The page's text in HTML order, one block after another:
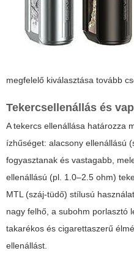
megfelelő kiválasztása tovább
Tekercsellenállás és
A tekercs ellenállása határozza
ízhűséget: alacsony ellenállású
fogyasztanak és vastagabb,
ellenállású (pl. 1.0–2.5 ohm)
MTL (száj‑tüdő) stílusú
nagy felhő, a subohm porlasztó
takarékos és cigarettaszerű
ellenállást.